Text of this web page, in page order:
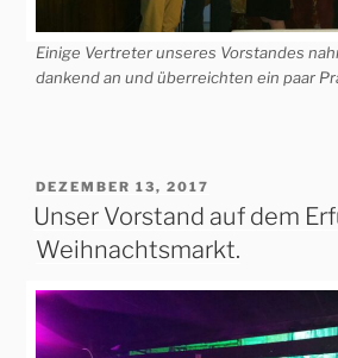
Einige Vertreter unseres Vorstandes
dankend an und überreichten ein paar
VERÖFFENTLICHT
AM
DEZEMBER 13, 2017
Unser Vorstand auf dem
Weihnachtsmarkt.